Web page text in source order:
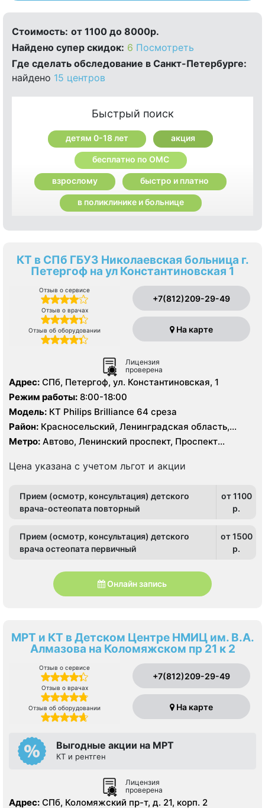
Стоимость: от 1100 до 8000р.
Найдено cупер скидок: 6 Посмотреть
Где сделать обследование в Санкт-Петербурге:
найдено 15 центров
Быстрый поиск
детям 0-18 лет акция
бесплатно по ОМС
взрослому быстро и платно
в поликлинике и больнице
КТ в СПб ГБУЗ Николаевская больница г.
Петергоф на ул Константиновская 1
Отзыв о сервисе
Отзыв о врачах
Отзыв об оборудовании
+7(812)209-29-49
На карте
Лицензия
проверена
Адрес: СПб, Петергоф, ул. Константиновская, 1
Режим работы: 8:00-18:00
Модель: КТ Philips Brilliance 64 среза
Район: Красносельский, Ленинградская область,
Петродворцовый
Метро: Автово, Ленинский проспект, Проспект
Цена указана с учетом льгот и акции
Прием (осмотр, консультация) детского
врача-остеопата повторный
от 1100
p.
Прием (осмотр, консультация) детского
врача остеопата первичный
от 1500
p.
Онлайн запись
МРТ и КТ в Детском Центре НМИЦ им. В.А.
Алмазова на Коломяжском пр 21 к 2
Отзыв о сервисе
Отзыв о врачах
Отзыв об оборудовании
+7(812)209-29-49
На карте
Выгодные акции на МРТ
КТ и рентген
Лицензия
проверена
Адрес: СПб, Коломяжский пр-т, д. 21, корп. 2